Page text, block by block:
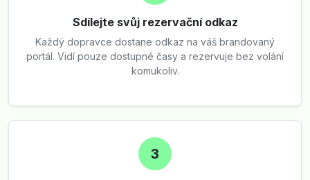
Sdílejte svůj rezervační odkaz
Každý dopravce dostane odkaz na váš brandovaný
portál. Vidí pouze dostupné časy a rezervuje bez volání
komukoliv.
3